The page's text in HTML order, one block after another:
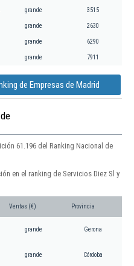
grande 3515
grande 2630
grande 6290
grande 7911
de Empresas de Madrid
61.196 del Ranking Nacional de
en el ranking de Servicios Diez Sl y
Ventas (€) Provincia
grande Gerona
grande Córdoba